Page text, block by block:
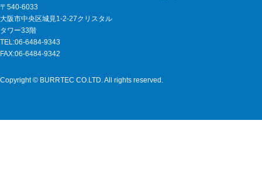
〒540-6033
大阪市中央区城見1-2-27クリスタル
タワー33階
TEL:06-6484-9343
FAX:06-6484-9342
Copyright © BURRTEC CO.LTD. All rights reserved.